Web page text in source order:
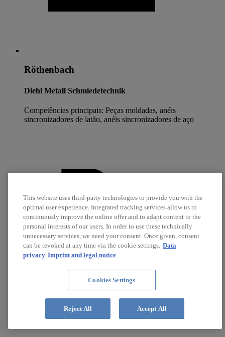
Röthenbach
Diehl Metall Schmiedetechnik
Competências principais: Peças moldadas, anéis
sincronizadores de latão, anéis sincronizadores de aço
This website uses third-party technologies to provide you with the
optimal user experience. Integrated tracking services allow us to
continuously improve the online offer and to adapt content to the
personal interests of our users. In order to use these technically
unnecessary services, we need your consent. Once given, consent
can be revoked at any time via the cookie settings. Data
privacy Imprint and legal notice
Cookies Settings
Reject All Accept All